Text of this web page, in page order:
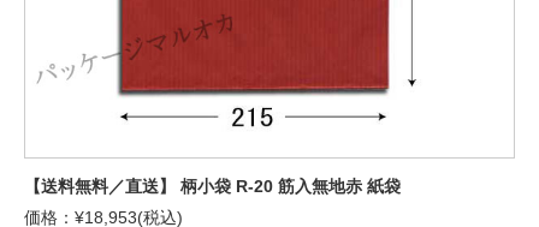
【送料無料／直送】 柄小袋 R-20 筋入無地赤 紙袋
価格：¥18,953(税込)